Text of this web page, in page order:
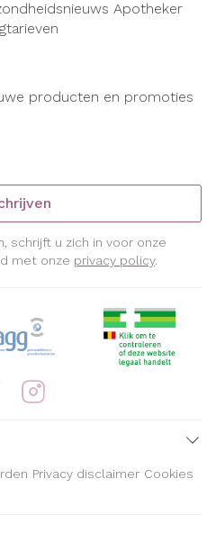
Apotheker
producten en promoties
schrijft u zich in voor onze
met onze privacy policy.
Privacy disclaimer Cookies